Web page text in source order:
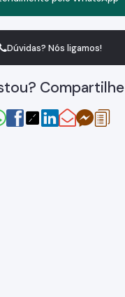
Dúvidas? Nós ligamos!
Compartilhe